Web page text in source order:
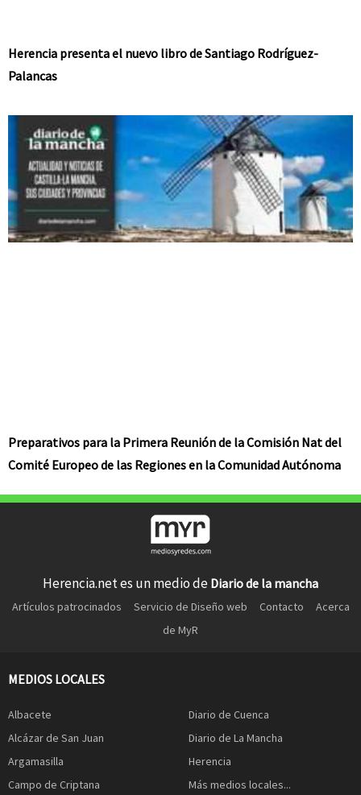
Herencia presenta el nuevo libro de Santiago Rodríguez-
Palancas
Preparativos para la Primera Reunión de la Comisión Nat del
Comité Europeo de las Regiones en la Comunidad Autónoma
Herencia.net es un medio de Diario de la mancha
Artículos patrocinados Servicio de Diseño web Contacto
Acerca
de MyR
MEDIOS LOCALES
Albacete
Alcázar de San Juan
Argamasilla
Campo de Criptana
Diario de Cuenca
Diario de La Mancha
Herencia
Más medios locales...